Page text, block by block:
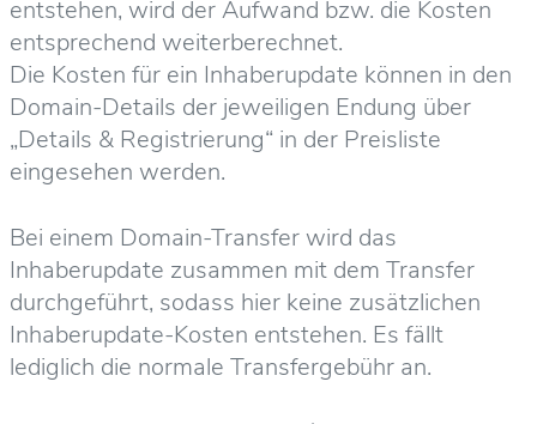
entstehen, wird der Aufwand bzw. die Kosten
entsprechend weiterberechnet.
Die Kosten für ein Inhaberupdate können in den
Domain-Details der jeweiligen Endung über
„Details & Registrierung“ in der Preisliste
eingesehen werden.
Bei einem Domain-Transfer wird das
Inhaberupdate zusammen mit dem Transfer
durchgeführt, sodass hier keine zusätzlichen
Inhaberupdate-Kosten entstehen. Es fällt
lediglich die normale Transfergebühr an.